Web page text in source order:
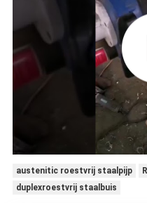
austenitic roestvrij staalpijp
duplexroestvrij staalbuis